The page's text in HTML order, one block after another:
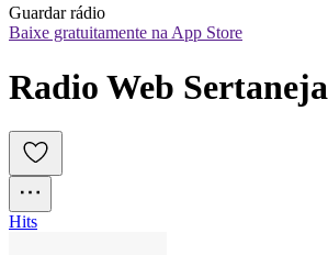
Guardar rádio
Baixe gratuitamente na App Store
Radio Web Sertaneja
Hits